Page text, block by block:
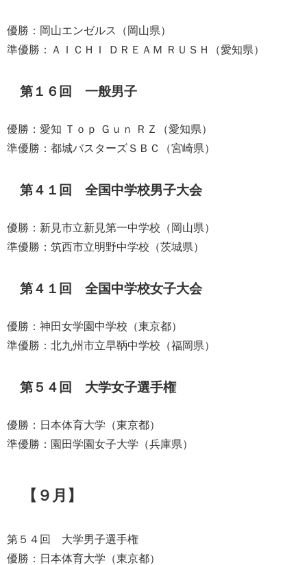
優勝：岡山エンゼルス（岡山県）
準優勝：ＡＩＣＨＩ ＤＲＥＡＭ ＲＵＳＨ（愛知県）
第１６回 一般男子
優勝：愛知 Ｔｏｐ Ｇｕｎ ＲＺ（愛知県）
準優勝：都城バスターズＳＢＣ（宮崎県）
第４１回 全国中学校男子大会
優勝：新見市立新見第一中学校（岡山県）
準優勝：筑西市立明野中学校（茨城県）
第４１回 全国中学校女子大会
優勝：神田女学園中学校（東京都）
準優勝：北九州市立早鞆中学校（福岡県）
第５４回 大学女子選手権
優勝：日本体育大学（東京都）
準優勝：園田学園女子大学（兵庫県）
【９月】
第５４回 大学男子選手権
優勝：日本体育大学（東京都）